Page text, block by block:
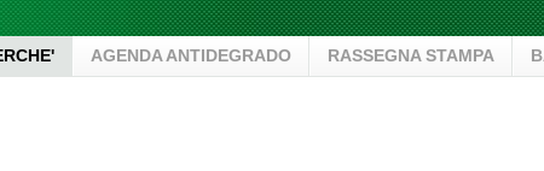
AGENDA ANTIDEGRADO RASSEGNA STAMPA